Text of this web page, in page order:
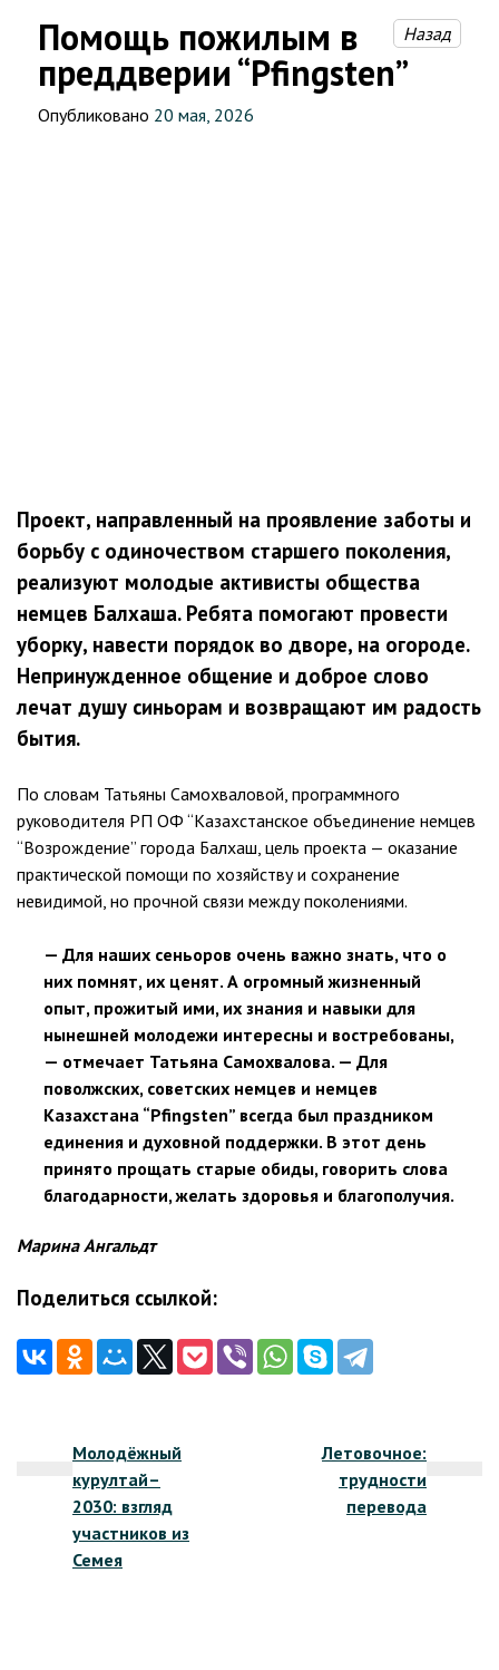
Помощь пожилым в
преддверии “Pfingsten”
Назад
Опубликовано 20 мая, 2026
Проект, направленный на проявление заботы и
борьбу с одиночеством старшего поколения,
реализуют молодые активисты общества
немцев Балхаша. Ребята помогают провести
уборку, навести порядок во дворе, на огороде.
Непринужденное общение и доброе слово
лечат душу синьорам и возвращают им радость
бытия.
По словам Татьяны Самохваловой, программного
руководителя РП ОФ “Казахстанское объединение немцев
“Возрождение” города Балхаш, цель проекта — оказание
практической помощи по хозяйству и сохранение
невидимой, но прочной связи между поколениями.
— Для наших сеньоров очень важно знать, что о
них помнят, их ценят. А огромный жизненный
опыт, прожитый ими, их знания и навыки для
нынешней молодежи интересны и востребованы,
— отмечает Татьяна Самохвалова. — Для
поволжских, советских немцев и немцев
Казахстана “Pfingsten” всегда был праздником
единения и духовной поддержки. В этот день
принято прощать старые обиды, говорить слова
благодарности, желать здоровья и благополучия.
Марина Ангальдт
Поделиться ссылкой:
записям
Молодёжный
курултай–
2030: взгляд
участников из
Семея
Летовочное:
трудности
перевода